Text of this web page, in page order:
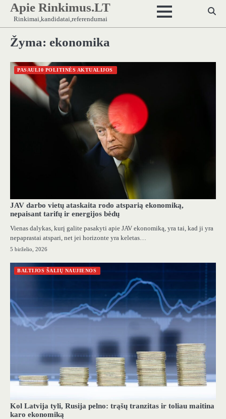
Skip
content
Apie Rinkimus.LT
Rinkimai,kandidatai,referendumai
Žyma: ekonomika
PASAULI0 POLITINĖS AKTUALIJOS
JAV darbo vietų ataskaita rodo atsparią ekonomiką,
nepaisant tarifų ir energijos bėdų
Vienas dalykas, kurį galite pasakyti apie JAV ekonomiką, yra tai, kad ji yra
nepaprastai atspari, net jei horizonte yra keletas…
5 birželio, 2026
BALTIJOS ŠALIŲ NAUJIENOS
Kol Latvija tyli, Rusija pelno: trąšų tranzitas ir toliau maitina
karo ekonomiką